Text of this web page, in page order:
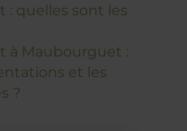
: quelles sont les
à Maubourguet :
et les
?